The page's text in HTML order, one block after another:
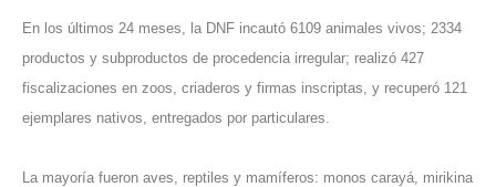
En los últimos 24 meses, la DNF incautó 6109 animales vivos; 2334
productos y subproductos de procedencia irregular; realizó 427
fiscalizaciones en zoos, criaderos y firmas inscriptas, y recuperó 121
ejemplares nativos, entregados por particulares.
La mayoría fueron aves, reptiles y mamíferos: monos carayá, mirikina